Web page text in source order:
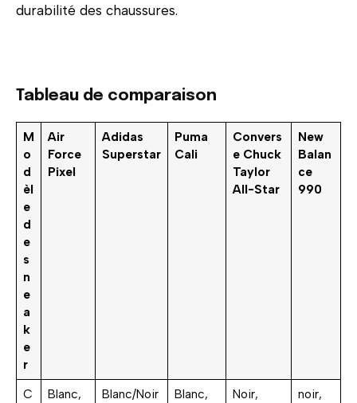
durabilité des chaussures.
Tableau de comparaison
M
o
d
èl
e
d
e
s
n
e
a
k
e
r
Air
Force
Pixel
Adidas
Superstar
Puma
Cali
Convers
e Chuck
Taylor
All-Star
New
Balan
ce
990
C
Blanc,
Blanc/Noir
Blanc,
Noir,
noir,